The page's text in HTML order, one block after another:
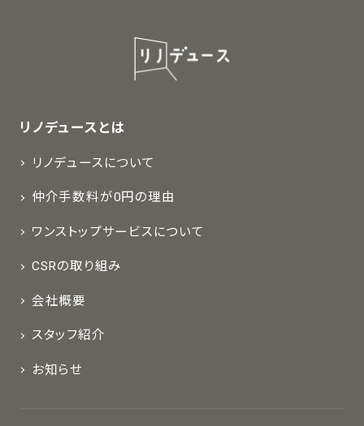
リノデュースとは
リノデュースについて
仲介手数料が0円の理由
ワンストップサービスについて
CSRの取り組み
会社概要
スタッフ紹介
お知らせ